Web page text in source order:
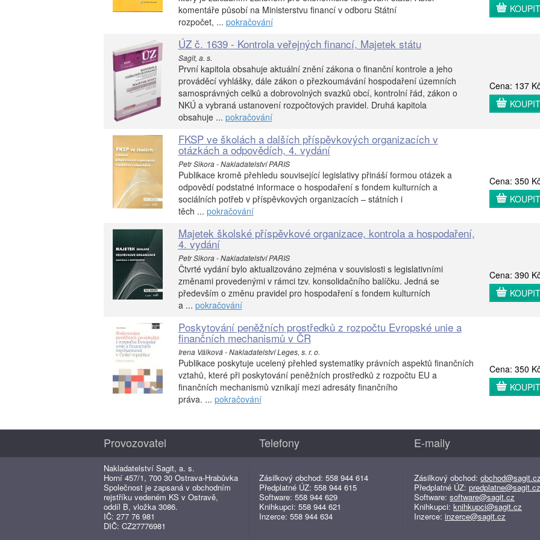
komentáře působí na Ministerstvu financí v odboru Státní
rozpočet, ... pokračování
KOUPIT
ÚZ č. 1639 - Kontrola veřejných financí, Majetek státu
Sagit, a. s.
První kapitola obsahuje aktuální znění zákona o finanční kontrole a jeho
prováděcí vyhlášky, dále zákon o přezkoumávání hospodaření územních
samosprávných celků a dobrovolných svazků obcí, kontrolní řád, zákon o
NKÚ a vybraná ustanovení rozpočtových pravidel. Druhá kapitola
obsahuje ... pokračování
Cena: 137
KOUPIT
FKSP ve školách a dalších příspěvkových organizacích v
otázkách a odpovědích, 4. vydání
Petr Sikora - Nakladatelství PARIS
Publikace kromě přehledu související legislativy přináší formou otázek a
odpovědí podstatné informace o hospodaření s fondem kulturních a
sociálních potřeb v příspěvkových organizacích – státních i
těch ... pokračování
Cena: 350
KOUPIT
Majetek školské příspěvkové organizace, kontrola a hospodaření,
4. vydání
Petr Sikora - Nakladatelství PARIS
Čtvrté vydání bylo aktualizováno zejména v souvislosti s legislativními
změnami provedenými v rámci tzv. konsolidačního balíčku. Jedná se
především o změnu pravidel pro hospodaření s fondem kulturních
a ... pokračování
Cena: 390
KOUPIT
Poskytování peněžních prostředků z rozpočtu Evropské unie a
finančních mechanismů v ČR
Irena Válková - Nakladatelství Leges, s. r. o.
Publikace poskytuje ucelený přehled systematiky právních aspektů finančních
vztahů, které při poskytování peněžních prostředků z rozpočtu EU a
finančních mechanismů vznikají mezi adresáty finančního
práva. ... pokračování
Cena: 350
KOUPIT
Provozovatel
Nakladatelství Sagit, a. s.
Horní 457/1, 700 30 Ostrava-Hrabůvka
Společnost je zapsaná v obchodním
rejstříku vedeném KS v Ostravě,
oddíl B, vložka 3086.
IČ: 277 76 981
DIČ: CZ27776981
Telefony
Zásilkový obchod: 558 944 614
Předplatné ÚZ: 558 944 615
Software: 558 944 629
Knihkupci: 558 944 621
Inzerce: 558 944 634
E-maily
Zásilkový obchod: obchod@sagit.cz
Předplatné ÚZ: predplatne@sagit.cz
Software: software@sagit.cz
Knihkupci: knihkupci@sagit.cz
Inzerce: inzerce@sagit.cz